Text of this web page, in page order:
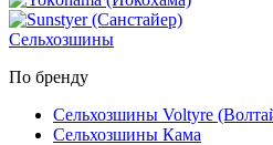
Сельхозшины
По бренду
Сельхозшины Voltyre
Сельхозшины Кама